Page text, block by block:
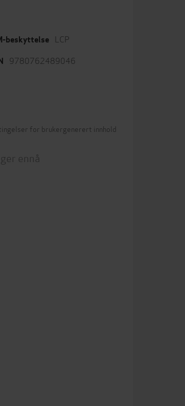
beskyttelse LCP
9780762489046
for brukergenerert innhold
ennå